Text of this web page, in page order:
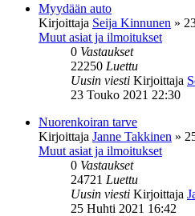
Myydään auto
Kirjoittaja Seija Kinnunen »
Muut asiat ja ilmoitukset
0 Vastaukset
22250 Luettu
Uusin viesti Kirjoittaja
23 Touko 2021 22:30
Nuorenkoiran tarve
Kirjoittaja Janne Takkinen »
Muut asiat ja ilmoitukset
0 Vastaukset
24721 Luettu
Uusin viesti Kirjoittaja
25 Huhti 2021 16:42